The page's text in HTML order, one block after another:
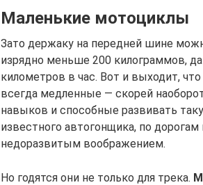
Маленькие мотоциклы
Зато держаку на передней шине
изрядно меньше 200 килограммов,
километров в час. Вот и выходит,
всегда медленные — скорей
навыков и способные развивать
известного автогонщика, по
недоразвитым воображением.
Но годятся они не только для трека.